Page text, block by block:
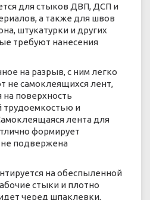
для стыков ДВП, ДСП и
а также для швов
штукатурки и других
требуют нанесения
на разрыв, с ним легко
не самоклеящихся лент,
на поверхность
и
лента для
формирует
подвержена
на обеспыленной
стыки и плотно
черед шпаклевки,